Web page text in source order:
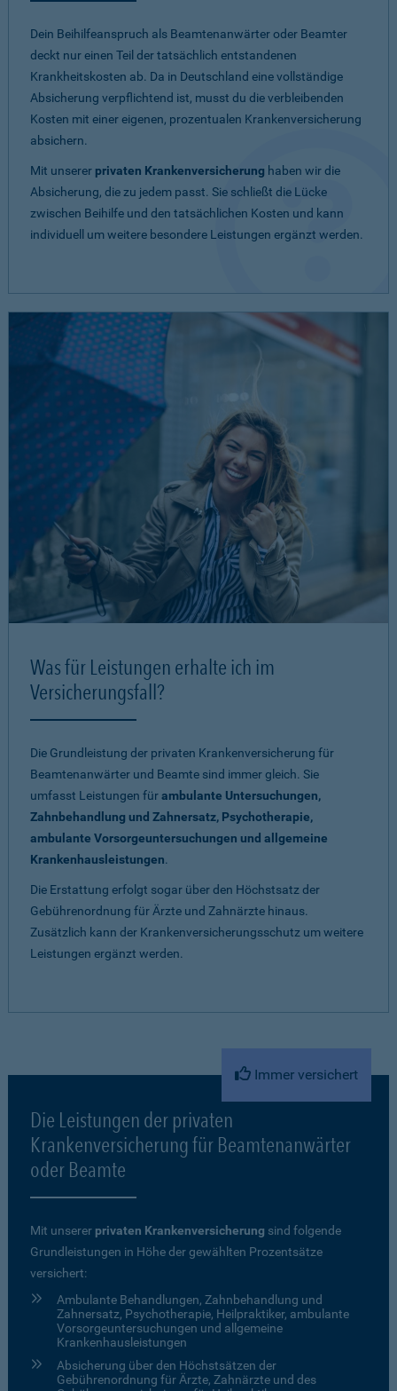
Dein Beihilfeanspruch als Beamtenanwärter oder Beamter
deckt nur einen Teil der tatsächlich entstandenen
Krankheitskosten ab. Da in Deutschland eine vollständige
Absicherung verpflichtend ist, musst du die verbleibenden
Kosten mit einer eigenen, prozentualen Krankenversicherung
absichern.
Mit unserer privaten Krankenversicherung haben wir die
Absicherung, die zu jedem passt. Sie schließt die Lücke
zwischen Beihilfe und den tatsächlichen Kosten und kann
individuell um weitere besondere Leistungen ergänzt werden.
Was für Leistungen erhalte ich im
Versicherungsfall?
Die Grundleistung der privaten Krankenversicherung für
Beamtenanwärter und Beamte sind immer gleich. Sie
umfasst Leistungen fürambulante Untersuchungen,
Zahnbehandlung und Zahnersatz, Psychotherapie,
ambulante Vorsorgeuntersuchungen und allgemeine
Krankenhausleistungen.
Die Erstattung erfolgt sogar über den Höchstsatz der
Gebührenordnung für Ärzte und Zahnärzte hinaus.
Zusätzlich kann der Krankenversicherungsschutz um weitere
Leistungen ergänzt werden.
Immer versichert
Die Leistungen der privaten
Krankenversicherung für Beamtenanwärter
oder Beamte
Mit unserer privaten Krankenversicherung sind folgende
Grundleistungen in Höhe der gewählten Prozentsätze
versichert:
Ambulante Behandlungen, Zahnbehandlung und
Zahnersatz, Psychotherapie, Heilpraktiker, ambulante
Vorsorgeuntersuchungen und allgemeine
Krankenhausleistungen
Absicherung über den Höchstsätzen der
Gebührenordnung für Ärzte, Zahnärzte und des